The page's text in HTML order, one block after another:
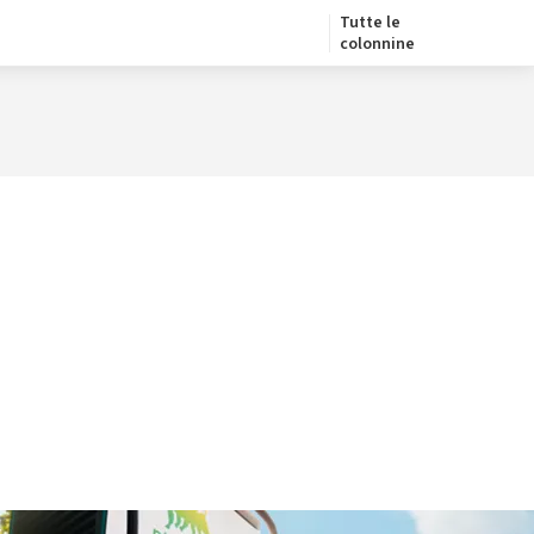
Tutte le
colonnine